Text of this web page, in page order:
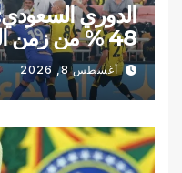
الدوري
48 % من زمن المباريات
أغسطس 8, 2026